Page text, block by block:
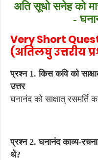
अति सूधो सनेह को
-
Very Short
(अतिलघु उत्तरीय
प्रश्न 1. किस कवि को
उत्तर
घनानंद को साक्षात् रसमर्ति
प्रश्न 2. घनानंद काव्य-
थे?